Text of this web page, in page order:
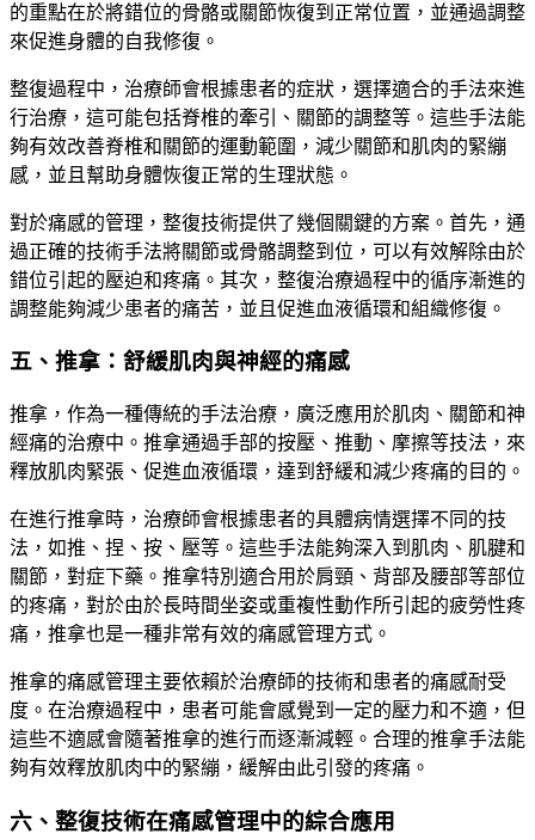
的重點在於將錯位的骨骼或關節恢復到正常位置，並通過調整
來促進身體的自我修復。
整復過程中，治療師會根據患者的症狀，選擇適合的手法來進
行治療，這可能包括脊椎的牽引、關節的調整等。這些手法能
夠有效改善脊椎和關節的運動範圍，減少關節和肌肉的緊繃
感，並且幫助身體恢復正常的生理狀態。
對於痛感的管理，整復技術提供了幾個關鍵的方案。首先，通
過正確的技術手法將關節或骨骼調整到位，可以有效解除由於
錯位引起的壓迫和疼痛。其次，整復治療過程中的循序漸進的
調整能夠減少患者的痛苦，並且促進血液循環和組織修復。
五、推拿：舒緩肌肉與神經的痛感
推拿，作為一種傳統的手法治療，廣泛應用於肌肉、關節和神
經痛的治療中。推拿通過手部的按壓、推動、摩擦等技法，來
釋放肌肉緊張、促進血液循環，達到舒緩和減少疼痛的目的。
在進行推拿時，治療師會根據患者的具體病情選擇不同的技
法，如推、捏、按、壓等。這些手法能夠深入到肌肉、肌腱和
關節，對症下藥。推拿特別適合用於肩頸、背部及腰部等部位
的疼痛，對於由於長時間坐姿或重複性動作所引起的疲勞性疼
痛，推拿也是一種非常有效的痛感管理方式。
推拿的痛感管理主要依賴於治療師的技術和患者的痛感耐受
度。在治療過程中，患者可能會感覺到一定的壓力和不適，但
這些不適感會隨著推拿的進行而逐漸減輕。合理的推拿手法能
夠有效釋放肌肉中的緊繃，緩解由此引發的疼痛。
六、整復技術在痛感管理中的綜合應用